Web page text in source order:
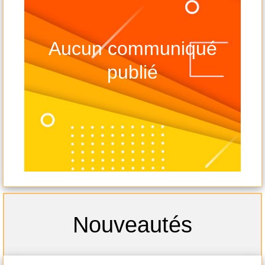
Aucun communiqué
publié
Nouveautés